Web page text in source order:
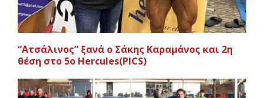
“Ατσάλινος” ξανά ο Σάκης Καραμάνος και 2η
θέση στο 5ο Hercules(PICS)